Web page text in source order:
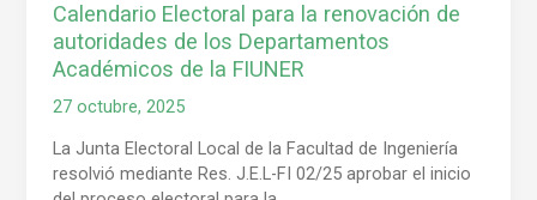
Calendario Electoral para la renovación de
autoridades de los Departamentos
Académicos de la FIUNER
27 octubre, 2025
La Junta Electoral Local de la Facultad de Ingeniería
resolvió mediante Res. J.E.L-FI 02/25 aprobar el inicio
la
FIUNER